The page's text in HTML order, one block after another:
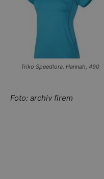
Triko Speedlora, Hannah, 490
Foto: archiv firem